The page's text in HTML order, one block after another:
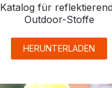
Katalog für
Outdoor-Stoffe
HERUNTERLADEN